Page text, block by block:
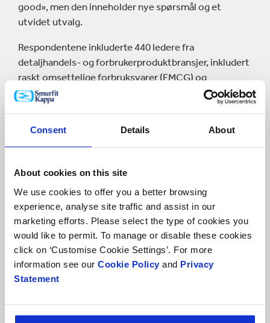
Consent Details About
About cookies on this site
We use cookies to offer you a better browsing
experience, analyse site traffic and assist in our
marketing efforts. Please select the type of cookies you
would like to permit. To manage or disable these cookies
click on ‘Customise Cookie Settings’. For more
information see our Cookie Policy and Privacy
Statement
good», men den inneholder nye spørsmål og et
utvidet utvalg.
Respondentene inkluderte 440 ledere fra
detaljhandels- og forbrukerproduktbransjer, inkludert
raskt omsettelige forbruksvarer (FMCG) og
netthandel. Alle respondentene har oversikt over
eller ansvar for organisasjonens bærekraftstiltak, og
Storbritannia og USA. Det gjør at vi kan analysere
åpenhet rundt bærekraft – for eksempel mellom
Europa og Amerika.
I tillegg til den kvantitative forskningen gjennomførte
FT Longitude også en rekke dybdeintervjuer med: